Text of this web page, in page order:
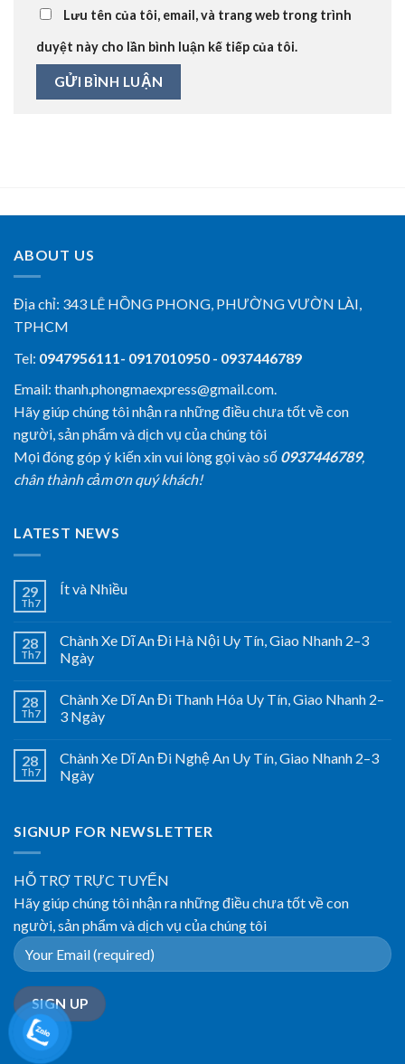
Lưu tên của tôi, email, và trang web trong trình
duyệt này cho lần bình luận kế tiếp của tôi.
ABOUT US
Địa chỉ: 343 LÊ HỒNG PHONG, PHƯỜNG VƯỜN LÀI,
TPHCM
Tel: 0947956111- 0917010950 - 0937446789
Email: thanh.phongmaexpress@gmail.com.
Hãy giúp chúng tôi nhận ra những điều chưa tốt về con
người, sản phẩm và dịch vụ của chúng tôi
Mọi đóng góp ý kiến xin vui lòng gọi vào số 0937446789,
chân thành cảm ơn quý khách!
LATEST NEWS
29
Th7
Ít và Nhiều
28
Th7
Chành Xe Dĩ An Đi Hà Nội Uy Tín, Giao Nhanh 2–3
Ngày
28
Th7
Chành Xe Dĩ An Đi Thanh Hóa Uy Tín, Giao Nhanh 2–
3 Ngày
28
Th7
Chành Xe Dĩ An Đi Nghệ An Uy Tín, Giao Nhanh 2–3
Ngày
SIGNUP FOR NEWSLETTER
HỖ TRỢ TRỰC TUYẾN
Hãy giúp chúng tôi nhận ra những điều chưa tốt về con
người, sản phẩm và dịch vụ của chúng tôi